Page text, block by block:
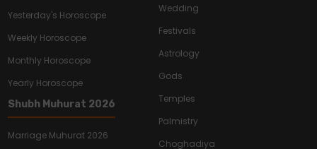
Yesterday's Horoscope
Weekly Horoscope
Monthly Horoscope
Yearly Horoscope
Shubh Muhurat 2026
Marriage Muhurat 2026
Wedding
Festivals
Astrology
Gods
Temples
Palmistry
Choghadiya